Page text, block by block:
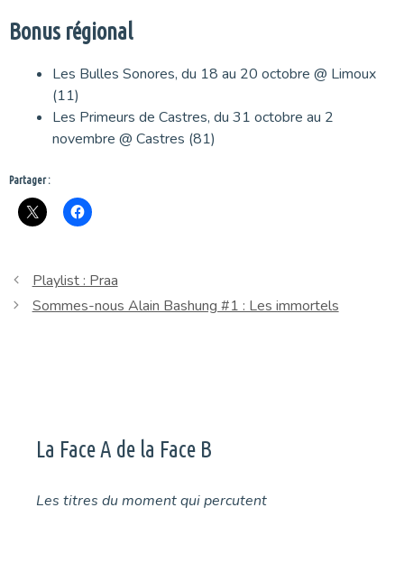
Bonus régional
Les Bulles Sonores, du 18 au 20 octobre @ Limoux
(11)
Les Primeurs de Castres, du 31 octobre au 2
novembre @ Castres (81)
Partager :
Playlist : Praa
Sommes-nous Alain Bashung #1 : Les immortels
La Face A de la Face B
Les titres du moment qui percutent